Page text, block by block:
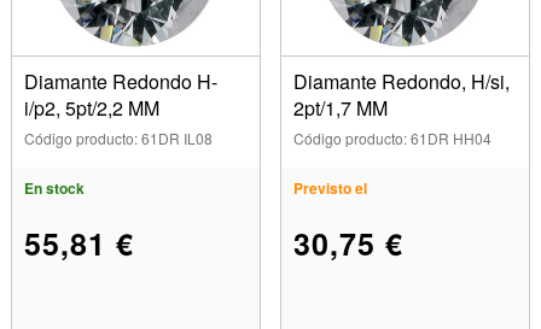
Diamante Redondo H-
i/p2, 5pt/2,2 MM
Código producto: 61DR IL08
En stock
55,81 €
Diamante Redondo, H/si,
2pt/1,7 MM
Código producto: 61DR HH04
Previsto el
30,75 €